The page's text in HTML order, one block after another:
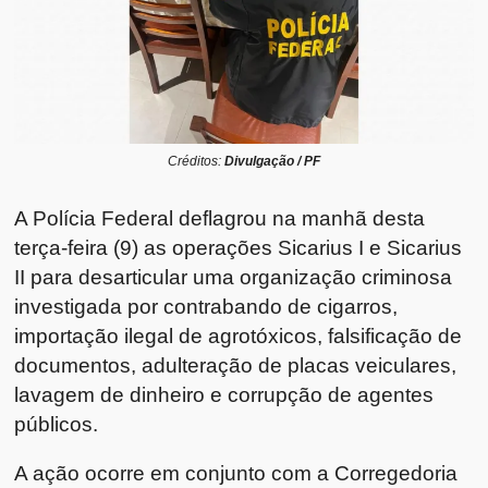
Créditos: Divulgação / PF
A Polícia Federal deflagrou na manhã desta
terça-feira (9) as operações Sicarius I e Sicarius
II para desarticular uma organização criminosa
investigada por contrabando de cigarros,
importação ilegal de agrotóxicos, falsificação de
documentos, adulteração de placas veiculares,
lavagem de dinheiro e corrupção de agentes
públicos.
A ação ocorre em conjunto com a Corregedoria